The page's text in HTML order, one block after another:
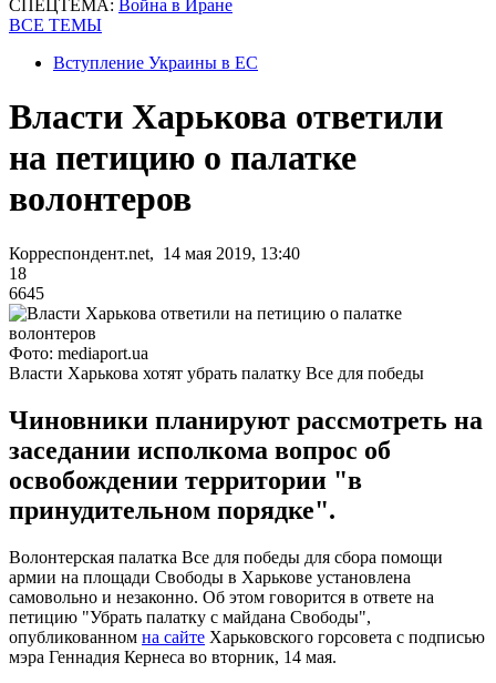
СПЕЦТЕМА: Война в Иране
ВСЕ ТЕМЫ
Вступление Украины в ЕС
Власти Харькова ответили
на петицию о палатке
волонтеров
Корреспондент.net, 14 мая 2019, 13:40
18
6645
Фото: mediaport.ua
Власти Харькова хотят убрать палатку Все для победы
Чиновники планируют рассмотреть на
заседании исполкома вопрос об
освобождении территории "в
принудительном порядке".
Волонтерская палатка Все для победы для сбора помощи
армии на площади Свободы в Харькове установлена
самовольно и незаконно. Об этом говорится в ответе на
петицию "Убрать палатку с майдана Свободы",
опубликованном на сайте Харьковского горсовета с подписью
мэра Геннадия Кернеса во вторник, 14 мая.